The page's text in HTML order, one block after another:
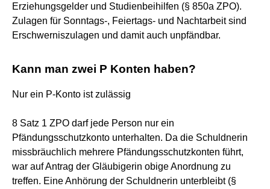
Erziehungsgelder und Studienbeihilfen (§ 850a ZPO).
Zulagen für Sonntags-, Feiertags- und Nachtarbeit sind
Erschwerniszulagen und damit auch unpfändbar.
Kann man zwei P Konten haben?
Nur ein P-Konto ist zulässig
8 Satz 1 ZPO darf jede Person nur ein
Pfändungsschutzkonto unterhalten. Da die Schuldnerin
missbräuchlich mehrere Pfändungsschutzkonten führt,
war auf Antrag der Gläubigerin obige Anordnung zu
treffen. Eine Anhörung der Schuldnerin unterbleibt (§